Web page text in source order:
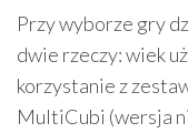
Przy wyborze gry
dwie rzeczy: wiek
korzystanie z
MultiCubi (wersja